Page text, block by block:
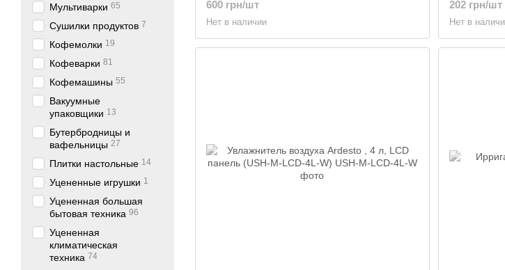
600 грн/шт
Нет в наличии
202 грн/шт
Нет в
Мультиварки 65
Сушилки продуктов 7
Кофемолки 19
Кофеварки 81
Кофемашины 55
Вакуумные
упаковщики 13
Бутербродницы и
вафельницы 27
Плитки настольные 14
Уцененные игрушки 1
Уцененная большая
бытовая техника 96
Уцененная
климатическая
техника 74